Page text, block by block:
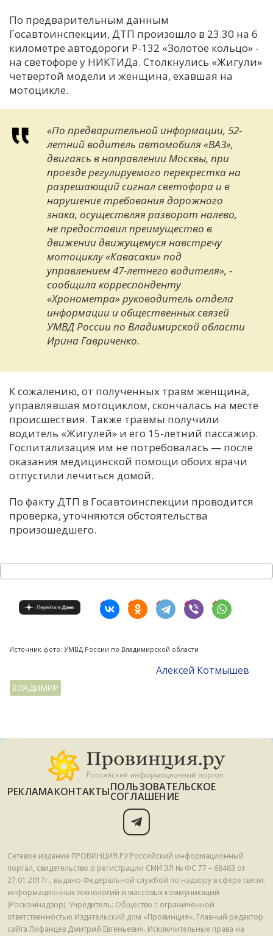
М
Н
По предварительным данным
Госавтоинспекции, ДТП произошло в 23.30 на 6
километре автодороги Р-132 «Золотое кольцо» -
на светофоре у НИКТИДа. Столкнулись «Жигули»
четвертой модели и женщина, ехавшая на
мотоцикле.
«По предварительной информации, 52-
летний водитель автомобиля «ВАЗ»,
двигаясь в направлении Москвы, при
проезде регулируемого перекрестка на
разрешающий сигнал светофора и в
нарушение требования дорожного
знака, осуществляя разворот налево,
не предоставил преимущество в
движении движущемуся навстречу
мотоциклу «Кавасаки» под
управлением 47-летнего водителя», -
сообщила корреспонденту
«Хронометра» руководитель отдела
информации и общественных связей
УМВД России по Владимирской области
Ирина Гавриченко.
К сожалению, от полученных травм женщина,
управлявшая мотоциклом, скончалась на месте
происшествия. Также травмы получили
водитель «Жигулей» и его 15-летний пассажир.
Госпитализация им не потребовалась — после
оказания медицинской помощи обоих врачи
отпустили лечиться домой.
По факту ДТП в Госавтоинспекции проводится
проверка, уточняются обстоятельства
произошедшего.
Источник фото: УМВД России по Владимирской области
Алексей Котмышев
ВЛАДИМИР
РЕКЛАМАКОНТАКТЫПОЛЬЗОВАТЕЛЬСКОЕ
СОГЛАШЕНИЕ
Сетевое издание ПРОВИНЦИЯ.РУ Российский информационный
портал, свидетельство о регистрации СМИ ЭЛ № ФС 77 – 68463 от
27.01.2017г., выдано Федеральной службой по надзору в сфере связи,
информационных технологий и массовых коммуникаций
(Роскомнадзор). Учредитель: Общество с ограниченной
ответственностью Издательский дом «Провинция». Главный редактор
сайта Лифанцев Дмитрий Евгеньевич. Исключительные права на